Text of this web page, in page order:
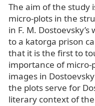
The aim of the study
micro-plots in the
in F. M.
to a katorga prison
that it is the first to
importance of micro-
images in
the plots serve for
literary context of